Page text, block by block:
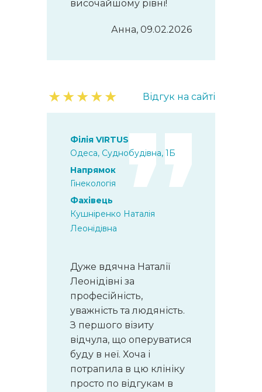
височайшому рівні!
Анна, 09.02.2026
★★★★★ Відгук на сайті
Філія VIRTUS
Одеса, Суднобудівна, 1Б
Напрямок
Гінекологія
Фахівець
Кушніренко Наталія
Леонідівна
Дуже вдячна Наталії
Леонідівні за
професійність,
уважність та людяність.
З першого візиту
відчула, що оперуватися
буду в неї. Хоча і
потрапила в цю клініку
просто по відгукам в